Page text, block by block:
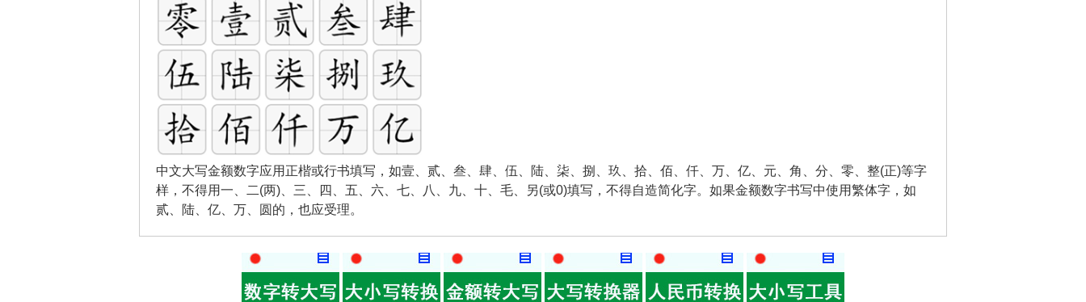
中文大写金额数字应用正楷或行书填写，如壹、贰、叁、肆、伍、陆、柒、捌、玖、拾、佰、仟、万、亿、元、角、分、零、整(正)等字
样，不得用一、二(两)、三、四、五、六、七、八、九、十、毛、另(或0)填写，不得自造简化字。如果金额数字书写中使用繁体字，如
贰、陆、亿、万、圆的，也应受理。